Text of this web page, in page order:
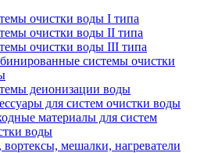
очистки воды I типа
очистки воды II типа
очистки воды III типа
системы очистки
деионизации воды
для систем очистки воды
материалы для систем
воды
мешалки, нагреватели